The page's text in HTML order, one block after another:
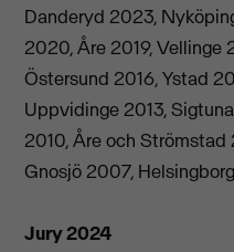
Danderyd 2023,
2020, Åre 2019, Vellinge
Östersund 2016, Ystad
Uppvidinge 2013,
2010, Åre och
Gnosjö 2007,
Jury 2024